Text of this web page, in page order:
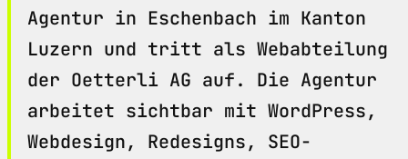
Agentur in Eschenbach im Kanton
Luzern und tritt als Webabteilung
der Oetterli AG auf. Die Agentur
arbeitet sichtbar mit WordPress,
Webdesign, Redesigns, SEO-